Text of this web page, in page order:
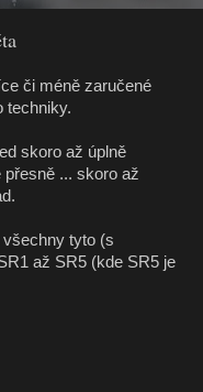
či méně zaručené
techniky.
skoro až úplně
... skoro až
všechny tyto (s
až SR5 (kde SR5 je